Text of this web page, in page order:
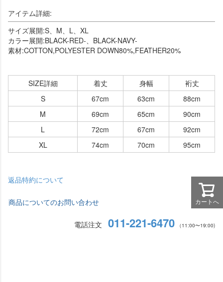
アイテム詳細:
サイズ展開:S、M、L、XL
カラー展開:BLACK-RED-、BLACK-NAVY-
素材:COTTON,POLYESTER DOWN80%,FEATHER20%
SIZE詳細 着丈 身幅
裄丈
S
67cm 63cm
88cm
M
69cm 65cm
90cm
L
72cm 67cm
92cm
XL
74cm 70cm 95cm
返品特約について
商品についてのお問い合わせ
電話注文 011-221-6470 （11:00〜19:00)
カートへ